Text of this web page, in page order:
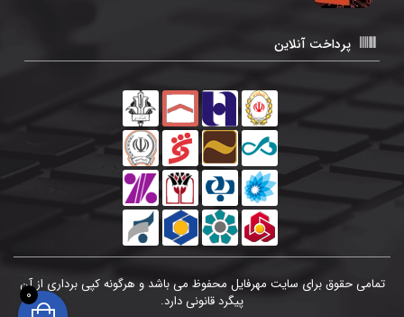
پرداخت آنلاین
تمامی حقوق برای سایت مهرفایل محفوظ می باشد و هرگونه کپی برداری از آن
پیگرد قانونی دارد.
0